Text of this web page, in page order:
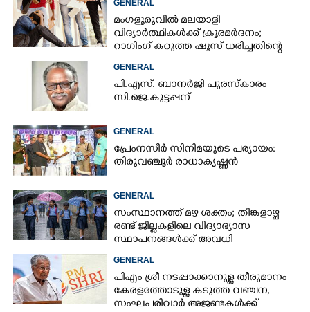
പരിക്ക്
GENERAL
മംഗളൂരുവിൽ മലയാളി
വിദ്യാർത്ഥികൾക്ക് ക്രൂരമർദനം;
റാഗിംഗ് കറുത്ത ഷൂസ് ധരിച്ചതിന്റെ
GENERAL
പി.എസ്. ബാനർജി പുരസ്കാരം
സി.ജെ.കുട്ടപ്പന്
GENERAL
പ്രേംനസീർ സിനിമയുടെ പര്യായം:
തിരുവഞ്ചൂർ രാധാകൃഷ്ണൻ
GENERAL
സംസ്ഥാനത്ത് മഴ ശക്തം; തിങ്കളാഴ്ച
രണ്ട് ജില്ലകളിലെ വിദ്യാഭ്യാസ
സ്ഥാപനങ്ങൾക്ക് അവധി
GENERAL
പിഎം ശ്രീ നടപ്പാക്കാനുള്ള തീരുമാനം
കേരളത്തോടുള്ള കടുത്ത വഞ്ചന,​
സംഘപരിവാർ അജണ്ടകൾക്ക്